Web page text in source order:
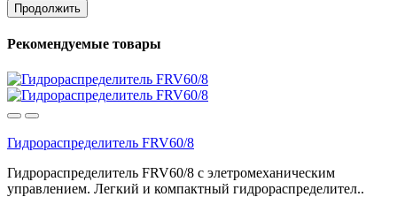
Продолжить
Рекомендуемые товары
Гидрораспределитель FRV60/8
Гидрораспределитель FRV60/8 с элетромеханическим
управлением. Легкий и компактный гидрораспределител..